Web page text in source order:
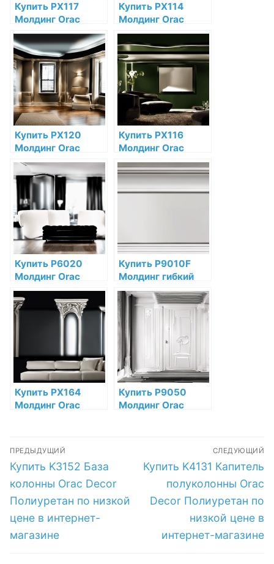
Купить PX117
Молдинг Orac
Decor
Дюрополимер по
низкой цене в
интернет-
магазине
Купить PX114
Молдинг Orac
Decor
Дюрополимер по
низкой цене в
интернет-
магазине
Купить PX120
Молдинг Orac
Decor
Дюрополимер по
низкой цене в
интернет-
магазине
Купить PX116
Молдинг Orac
Decor
Дюрополимер по
низкой цене в
Купить P6020
Молдинг Orac
Decor Полиуретан
по низкой цене в
интернет-
Купить P9010F
Молдинг гибкий
Orac Decor
Полиуретан Orac
Decor по низкой
цене в интернет-
магазине
Купить PX164
Молдинг Orac
низкой цене в
интернет-
магазине
Купить P9050
Молдинг Orac
магазине
Навигация
по
записям
ПРЕДЫДУЩИЙ
Предыдущая
запись:
Купить K3152 База
колонны Orac Decor
Полиуретан по низкой
цене в интернет-
магазине
СЛЕДУЮЩИЙ
Следующая
запись:
Купить K4131 Капитель
полуколонны Orac
Decor Полиуретан по
низкой цене в
интернет-магазине